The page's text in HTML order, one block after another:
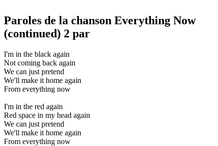
Paroles de la chanson Everything Now
(continued) 2 par
I'm in the black again
Not coming back again
We can just pretend
We'll make it home again
From everything now
I'm in the red again
Red space in my head again
We can just pretend
We'll make it home again
From everything now